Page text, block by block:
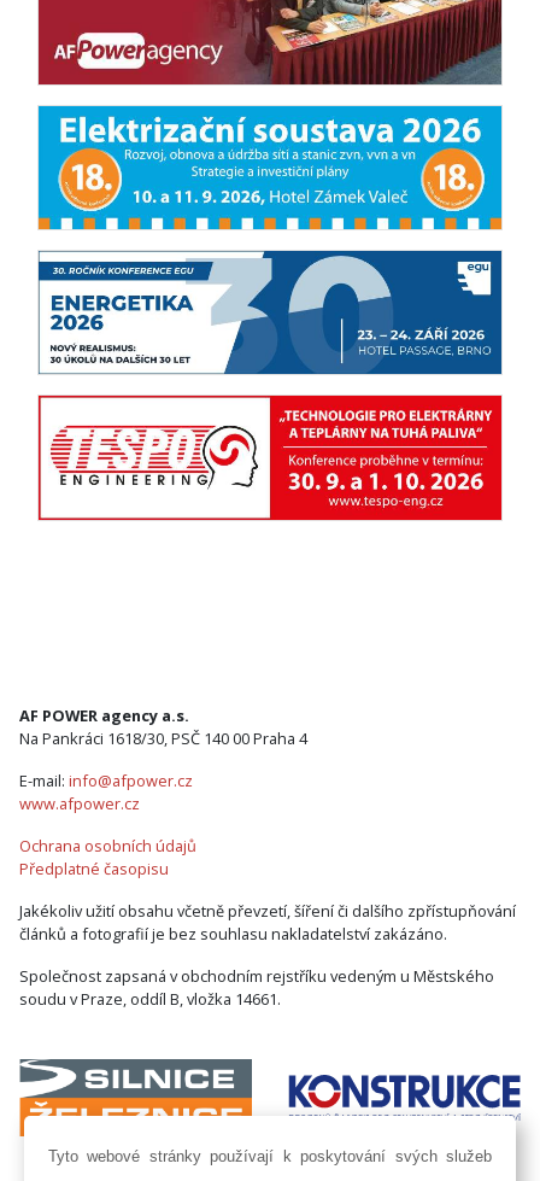
AF POWER agency a.s.
Na Pankráci 1618/30, PSČ 140 00 Praha 4
E-mail: info@afpower.cz
www.afpower.cz
Ochrana osobních údajů
Předplatné časopisu
Jakékoliv užití obsahu včetně převzetí, šíření či dalšího zpřístupňování
článků a fotografií je bez souhlasu nakladatelství zakázáno.
Společnost zapsaná v obchodním rejstříku vedeným u Městského
soudu v Praze, oddíl B, vložka 14661.
Tyto webové stránky používají k poskytování svých služeb